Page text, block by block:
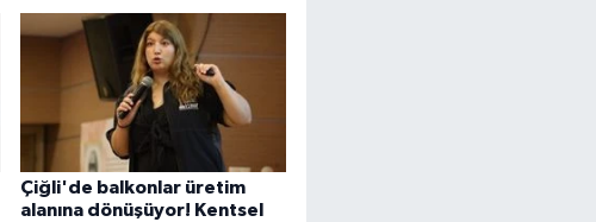
Çiğli'de balkonlar üretim
alanına dönüşüyor! Kentsel